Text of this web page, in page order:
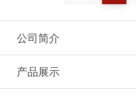
公司简介
产品展示